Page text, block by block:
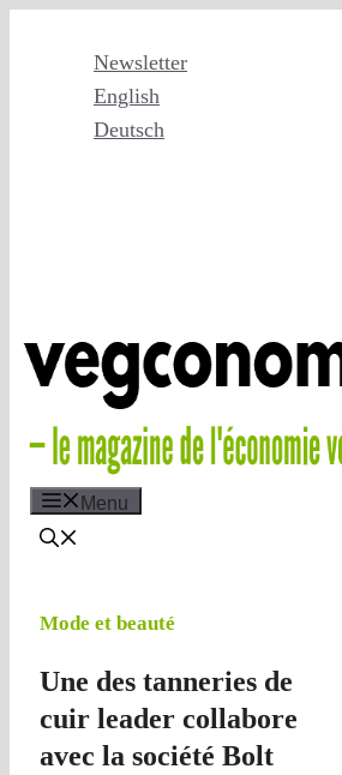
Newsletter
English
Deutsch
Menu
Mode et beauté
Une des tanneries de
cuir leader collabore
avec la société Bolt